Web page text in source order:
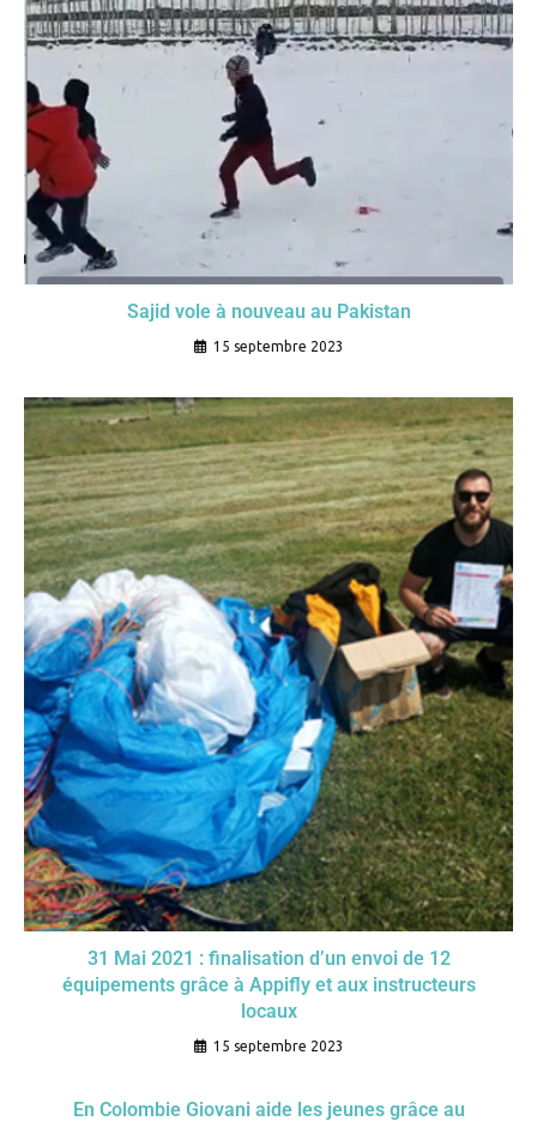
Sajid vole à nouveau au Pakistan
15 septembre 2023
31 Mai 2021 : finalisation d’un envoi de 12
équipements grâce à Appifly et aux instructeurs
locaux
15 septembre 2023
En Colombie Giovani aide les jeunes grâce au